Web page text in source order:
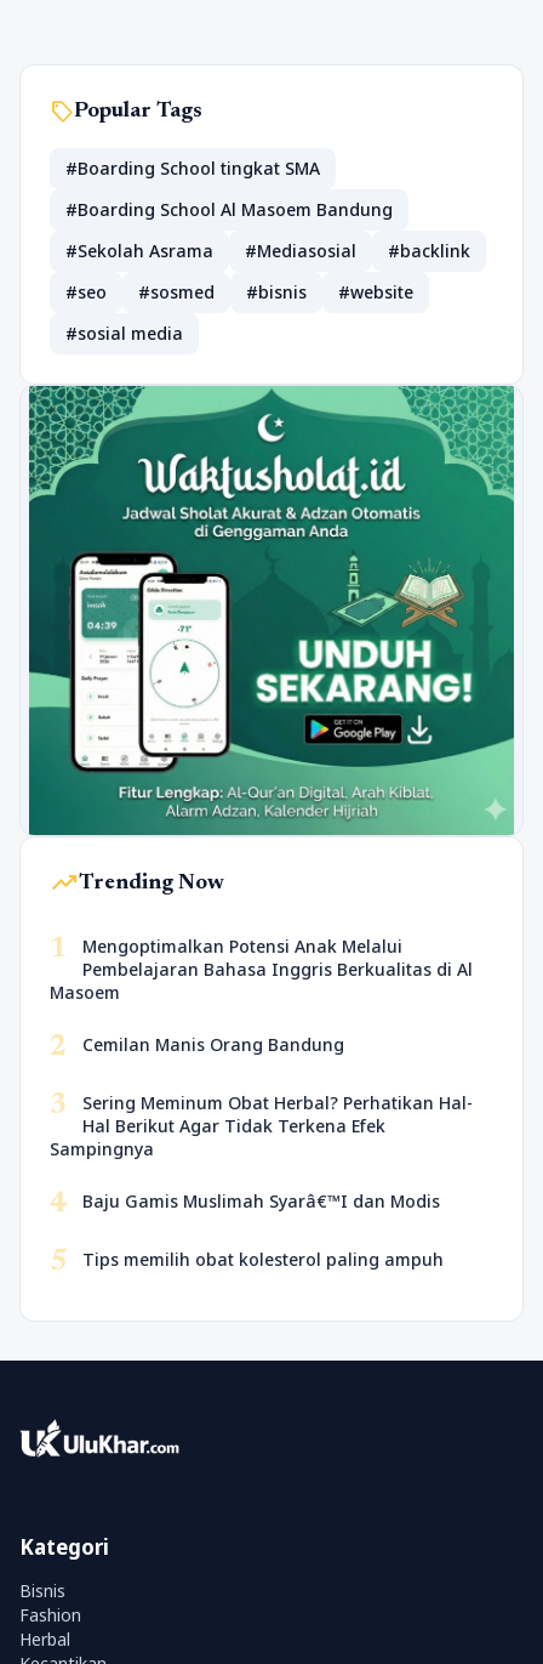
sellPopular Tags
#Boarding School tingkat SMA
#Boarding School Al Masoem Bandung
#Sekolah Asrama
#Mediasosial
#backlink
#seo
#sosmed #bisnis
#website
#sosial media
trending_upTrending Now
1
Mengoptimalkan Potensi Anak Melalui
Pembelajaran Bahasa Inggris Berkualitas di Al
Masoem
2 Cemilan Manis Orang Bandung
3
Sering Meminum Obat Herbal? Perhatikan Hal-
Hal Berikut Agar Tidak Terkena Efek
Sampingnya
4 Baju Gamis Muslimah Syarâ€™I dan Modis
5 Tips memilih obat kolesterol paling ampuh
Kategori
Bisnis
Fashion
Herbal